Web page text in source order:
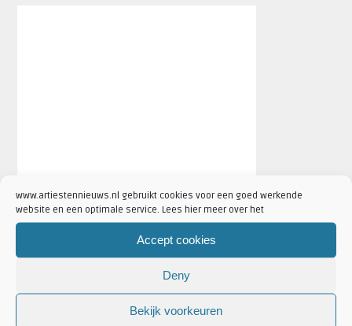
www.artiestennieuws.nl gebruikt cookies voor een goed werkende
website en een optimale service. Lees hier meer over het
Accept cookies
Deny
Bekijk voorkeuren